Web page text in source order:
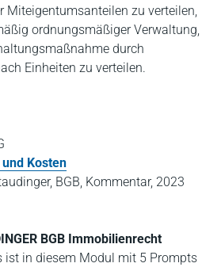
Miteigentumsanteilen zu verteilen,
ordnungsmäßiger Verwaltung,
durch
Einheiten zu verteilen.
Kosten
BGB, Kommentar, 2023
BGB Immobilienrecht
ist in diesem Modul mit 5 Prompts